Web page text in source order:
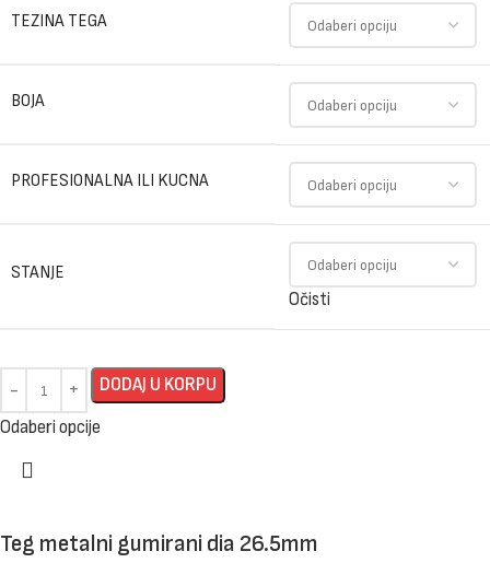
TEZINA TEGA
BOJA
PROFESIONALNA ILI KUCNA
STANJE
Očisti
DODAJ U KORPU
Odaberi opcije
Teg metalni gumirani dia 26.5mm